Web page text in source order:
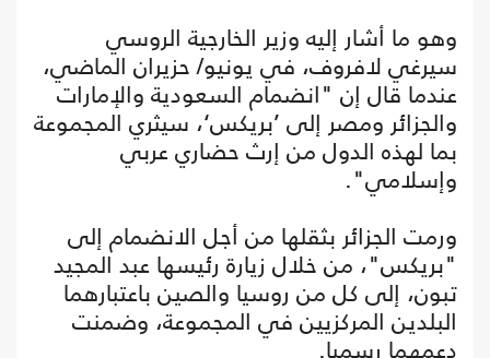
وهو ما أشار إليه وزير الخارجية الروسي
سيرغي لافروف، في يونيو/ حزيران الماضي،
عندما قال إن "انضمام السعودية والإمارات
والجزائر ومصر إلى ’بريكس‘، سيثري المجموعة
بما لهذه الدول من إرث حضاري عربي
وإسلامي".
ورمت الجزائر بثقلها من أجل الانضمام إلى
"بريكس"، من خلال زيارة رئيسها عبد المجيد
تبون، إلى كل من روسيا والصين باعتبارهما
البلدين المركزيين في المجموعة، وضمنت
دعمهما رسميا.